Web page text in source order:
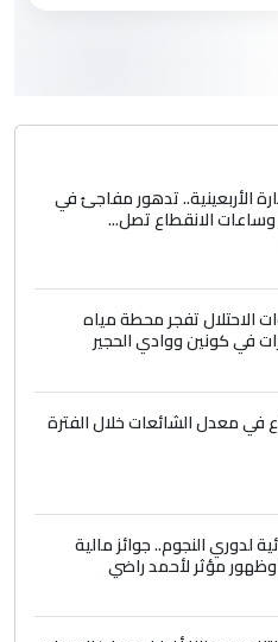
جدا ولامصلحة فيه
الصائب يكون بعد
...
مدير مستشفى الكرخ
4
علي ماما يسقط
ومن اصول عريقة
على صدام حسين سل
5
علي ماما يسقط
ومن اصول عريقة
الأربعينية.. تدهور مفاجئ في
وساعات الانقطاع تصل...
الاحتلال تفجر محطة مياه
في كونين ووادي الحجير
في معدل الشائعات خلال الفترة
لدوري النجوم.. جوائز مالية
مؤثر لأحمد راضي